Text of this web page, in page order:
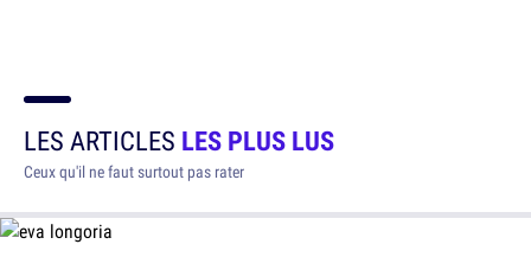
LES ARTICLES LES PLUS LUS
Ceux qu'il ne faut surtout pas rater